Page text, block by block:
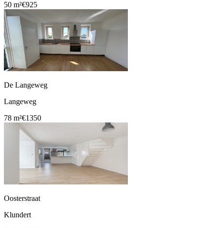
50 m²€925
De Langeweg
Langeweg
78 m²€1350
Oosterstraat
Klundert